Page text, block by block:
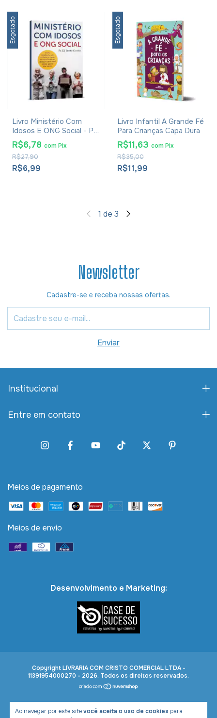
Ao navegar por este sitevocê aceita o uso de cookies para
Esgotado
Livro Ministério Com
Idosos E ONG Social - Pr.
Eli Bento Corrêa
R$6,99
R$27,90
R$6,78 comPix
Esgotado
Livro Infantil A Grande Fé
Para Crianças Capa Dura
R$11,99
R$35,00
R$11,63 com Pix
1 de 3
Newsletter
Cadastre-se e receba nossas ofertas.
Institucional
Entre em contato
Meios de pagamento
Meios de envio
Desenvolvimento e Marketing:
Copyright LIVRARIA COM CRISTO COMERCIAL LTDA -
11391954000270 - 2026. Todos os direitos reservados.